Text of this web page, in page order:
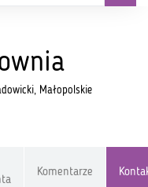
Małopolskie
Komentarze